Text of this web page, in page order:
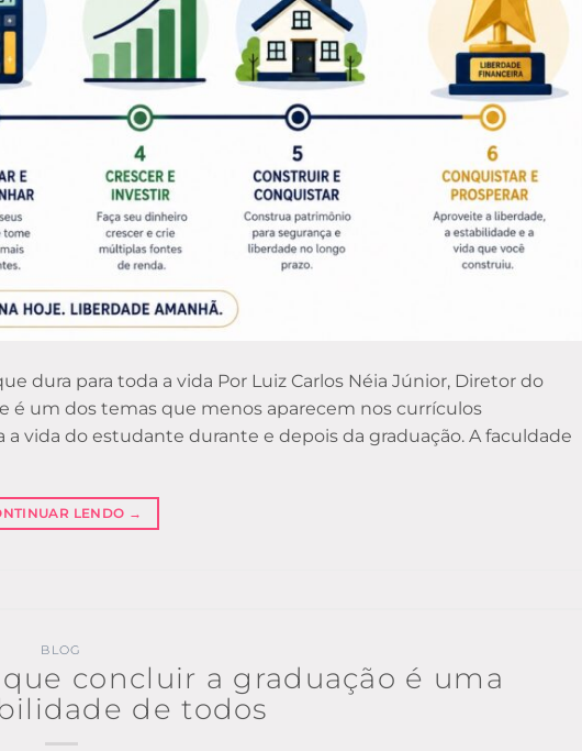
dura para toda a vida Por Luiz Carlos Néia Júnior, Diretor do
é um dos temas que menos aparecem nos currículos
vida do estudante durante e depois da graduação. A faculdade
LENDO →
BLOG
concluir a graduação é uma
de todos